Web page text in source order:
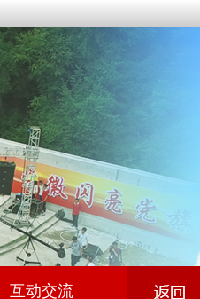
互动交流